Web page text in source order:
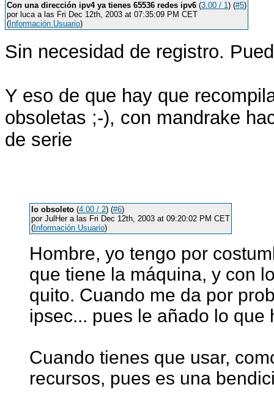
Con una dirección ipv4 ya tienes 65536 redes ipv6 (3.00 / 1) (#5)
por luca a las Fri Dec 12th, 2003 at 07:35:09 PM CET
( Información Usuario)
Sin necesidad de registro.
Y eso de que hay que
obsoletas ;-), con mandrake
de serie
lo obsoleto (4.00 / 2) (#6)
por JulHer a las Fri Dec 12th, 2003 at 09:20:02 PM CET
( Información Usuario)
Hombre, yo tengo por
que tiene la máquina, y con
quito. Cuando me da por
ipsec... pues le añado lo que
Cuando tienes que usar,
recursos, pues es una